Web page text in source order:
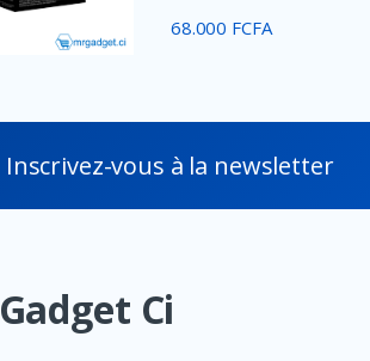
68.000 FCFA
Inscrivez-vous à la newsletter
Gadget Ci